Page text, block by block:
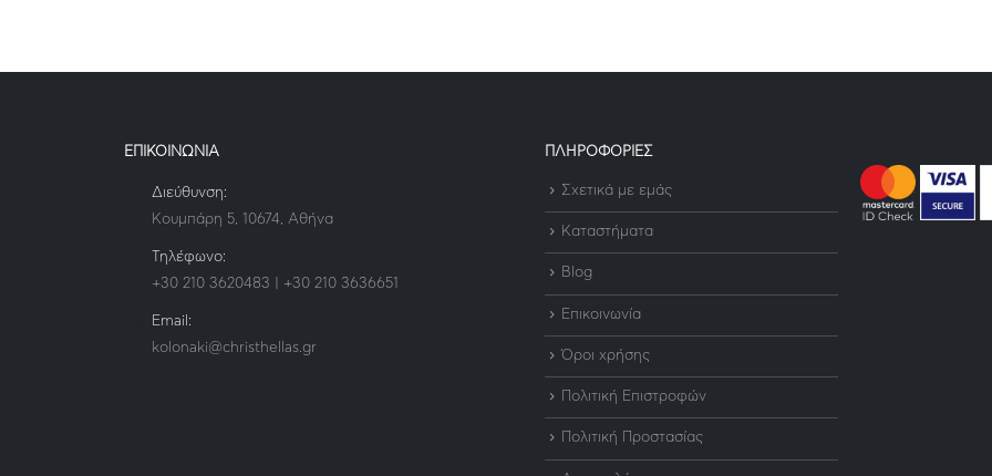
ΕΠΙΚΟΙΝΩΝΙΑ
Διεύθυνση:
Κουμπάρη 5, 10674, Αθήνα
Τηλέφωνο:
+30 210 3620483 | +30 210 3636651
Email:
kolonaki@christhellas.gr
ΠΛΗΡΟΦΟΡΙΕΣ
Σχετικά με εμάς
Καταστήματα
Blog
Επικοινωνία
Όροι χρήσης
Πολιτική Επιστροφών
Πολιτική Προστασίας